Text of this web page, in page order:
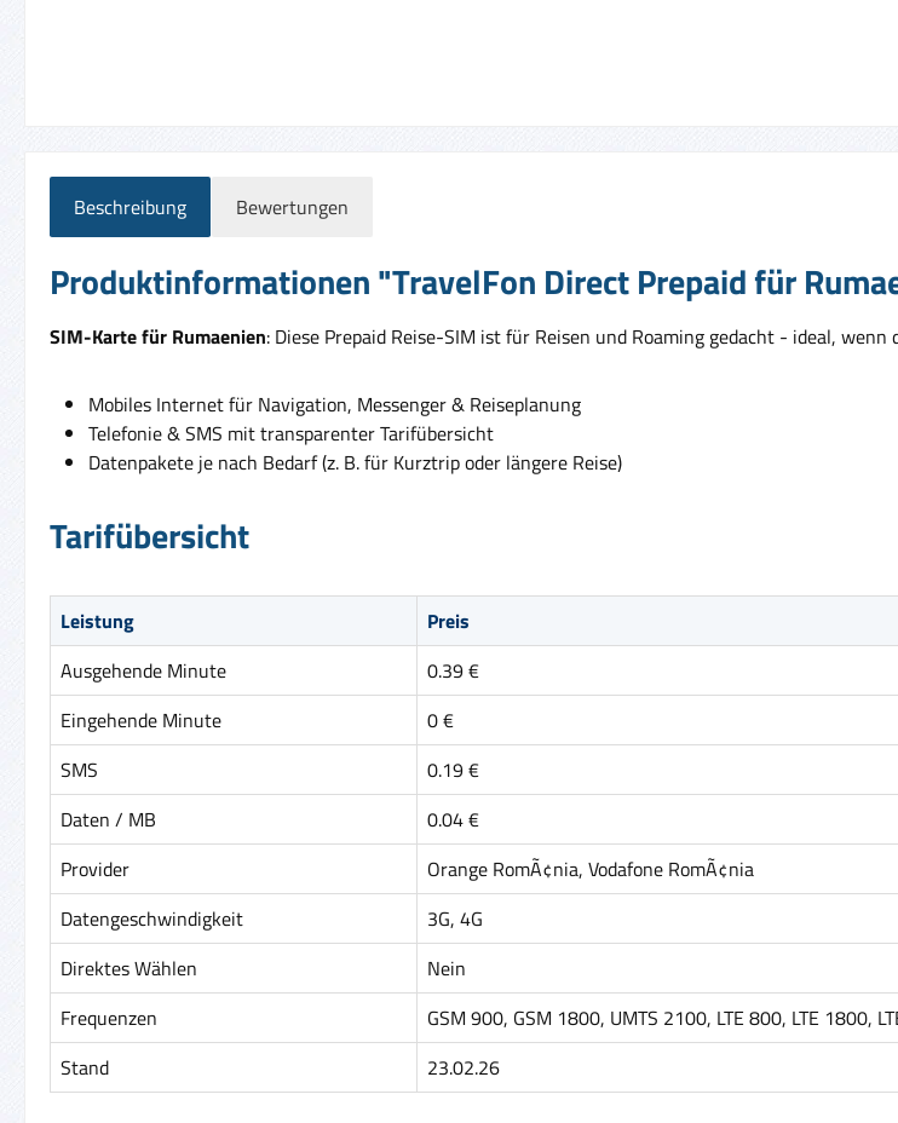
Beschreibung Bewertungen
Produktinformationen "TravelFon Direct Prepaid für
SIM-Karte für Rumaenien: Diese Prepaid Reise-SIM ist für Reisen und Roaming gedacht - ideal,
Mobiles Internet für Navigation, Messenger & Reiseplanung
Telefonie & SMS mit transparenter Tarifübersicht
Datenpakete je nach Bedarf (z. B. für Kurztrip oder längere Reise)
Tarifübersicht
Leistung
Preis
Ausgehende Minute
0.39 €
Eingehende Minute
0 €
SMS
0.19 €
Daten / MB
0.04 €
Provider
Orange RomÃ¢nia, Vodafone RomÃ¢nia
Datengeschwindigkeit
3G, 4G
Direktes Wählen
Nein
Frequenzen
GSM 900, GSM 1800, UMTS 2100, LTE 800, LTE 1800,
Stand
23.02.26